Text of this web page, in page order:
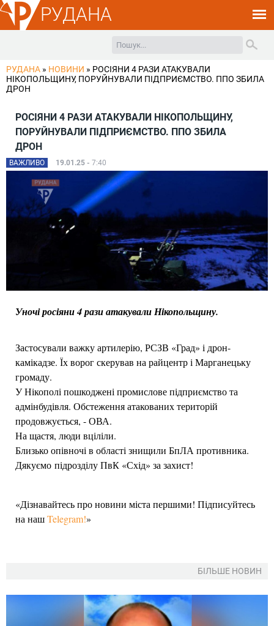
РУДАНА
РУДАНА » НОВИНИ » РОСІЯНИ 4 РАЗИ АТАКУВАЛИ
НІКОПОЛЬЩИНУ, ПОРУЙНУВАЛИ ПІДПРИЄМСТВО. ППО ЗБИЛА
ДРОН
РОСІЯНИ 4 РАЗИ АТАКУВАЛИ НІКОПОЛЬЩИНУ,
ПОРУЙНУВАЛИ ПІДПРИЄМСТВО. ППО ЗБИЛА
ДРОН
ВАЖЛИВО 19.01.25 - 7:40
Уночі росіяни 4 рази атакували Нікопольщину.
Застосували важку артилерію, РСЗВ «Град» і дрон-
камікадзе. Їх ворог скерував на райцентр і Марганецьку
громаду.
У Нікополі пошкоджені промислове підприємство та
адмінбудівля. Обстеження атакованих територій
продовжується, - ОВА.
На щастя, люди вціліли.
Близько опівночі в області знищили БпЛА противника.
Дякуємо підрозділу ПвК «Схід» за захист!
«Дізнавайтесь про новини міста першими! Підписуйтесь
на нашTelegram!»
БІЛЬШЕ НОВИН